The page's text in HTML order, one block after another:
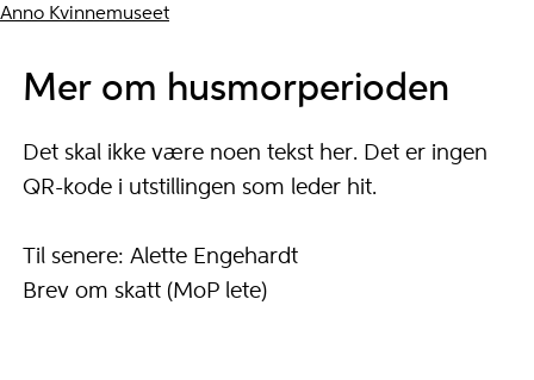
Anno Kvinnemuseet
Mer om husmorperioden
Det skal ikke være noen tekst her. Det er ingen
QR-kode i utstillingen som leder hit.
Til senere: Alette Engehardt
Brev om skatt (MoP lete)